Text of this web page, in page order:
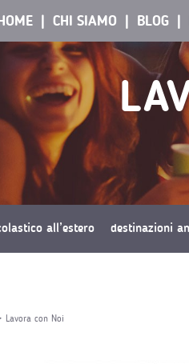
BLOG
CHI SIAMO
all’estero destinazioni
Lavora con Noi